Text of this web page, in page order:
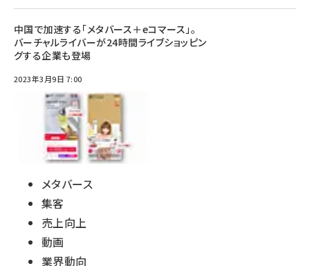
中国で加速する「メタバース＋eコマース」。
バーチャルライバーが24時間ライブショッピン
グする企業も登場
2023年3月9日 7:00
メタバース
集客
売上向上
動画
業界動向